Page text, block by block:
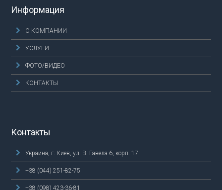
Информация
О КОМПАНИИ
УСЛУГИ
ФОТО/ВИДЕО
КОНТАКТЫ
Контакты
Украина, г. Киев, ул. В. Гавела 6, корп. 17
+38 (044) 251-82-75
+38 (098) 423-36-81